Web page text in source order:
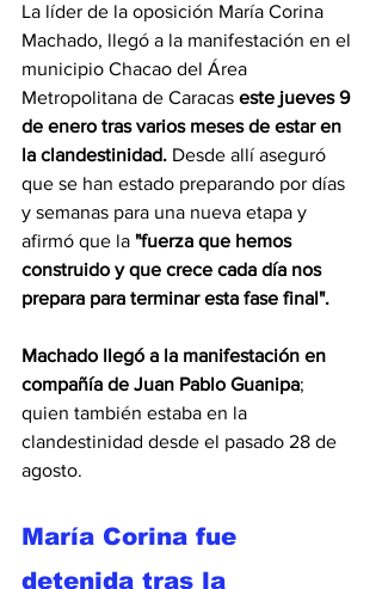
La líder de la oposición María Corina
Machado, llegó a la manifestación en el
municipio Chacao del Área
Metropolitana de Caracas este jueves 9
de enero tras varios meses de estar en
la clandestinidad. Desde allí aseguró
que se han estado preparando por días
y semanas para una nueva etapa y
afirmó que la "fuerza que hemos
construido y que crece cada día nos
prepara para terminar esta fase final".
Machado llegó a la manifestación en
compañía de Juan Pablo Guanipa;
quien también estaba en la
clandestinidad desde el pasado 28 de
agosto.
María Corina fue
detenida tras la